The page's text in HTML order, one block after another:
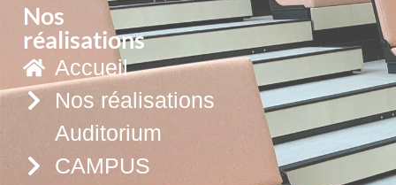
Nos
réalisations
Accueil
Nos réalisations
Auditorium
CAMPUS